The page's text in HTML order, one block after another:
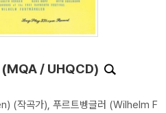
(MQA / UHQCD)
(작곡가), 푸르트벵글러 (Wilhelm F